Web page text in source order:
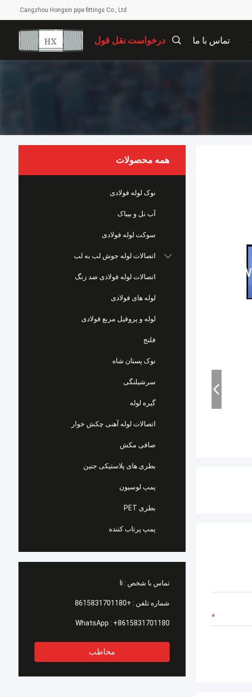
Cangzhou Hongxin pipe fittings Co., Ltd.
تماس با ما درخواست نقل قول
همه محصولات
نوک لوله فولادی
آب نل و بيباک
سوکت لوله فولادی
اتصالات لوله جوش لب به لب
اتصالات لوله فولادی ضد زنگ
لوله های فولادی
لوله و پروفیل مربع فولادی
فلنج
نوک پستان شاه
سرشیلنگی
گیره لوله
اتصالات لوله آهنی چکش خوار
صافی مکش
بطری های پلاستیکی جنین
پمپ لوسیون
بطری PET
پمپ پرتاب کننده
تماس با شخص : li
شماره تلفن : +8615831701180
WhatsApp : +8615831701180
مخاطب